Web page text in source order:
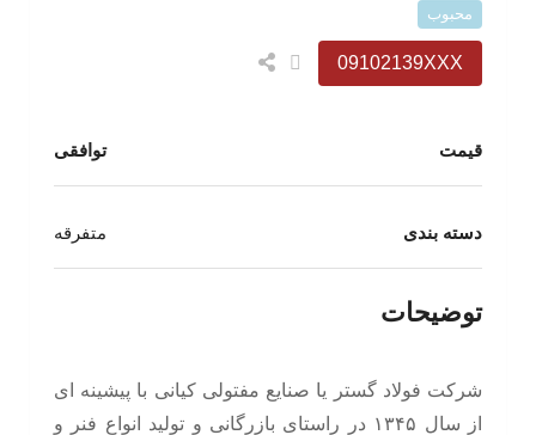
محبوب
09102139XXX
قیمت توافقی
دسته بندی متفرقه
توضیحات
شرکت فولاد گستر یا صنایع مفتولی کیانی با پیشینه ای
از سال ۱۳۴۵ در راستای بازرگانی و تولید انواع فنر و